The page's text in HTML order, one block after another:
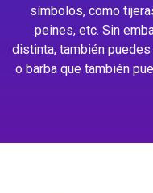
símbolos, como
peines, etc. Sin
distinta, también
o barba que también